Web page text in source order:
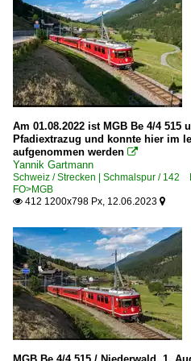
Am 01.08.2022 ist MGB Be 4/4 515
Pfadiextrazug und konnte hier im
aufgenommen werden 
Yannik Gartmann
Schweiz / Strecken | Schmalspur / 142
FO>MGB
 412 1200x798 Px, 12.06.2023 